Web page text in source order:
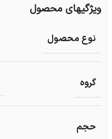
ویژگیهای محصول
نوع محصول
گروه
حجم